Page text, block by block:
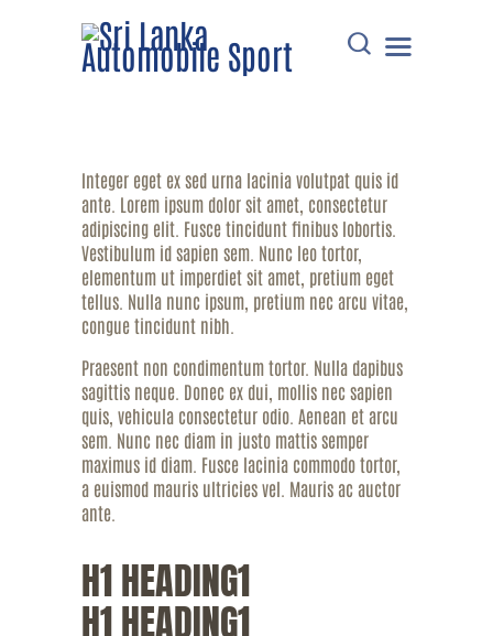
HOME
DOWNLOADS
POINTS TABLE
EVENTS
COMMUNICATIONS
MEMBERS
RESOURCES
CONTACT
Integer eget ex sed urna lacinia volutpat quis id
ante. Lorem ipsum dolor sit amet, consectetur
adipiscing elit. Fusce tincidunt finibus lobortis.
Vestibulum id sapien sem. Nunc leo tortor,
elementum ut imperdiet sit amet, pretium eget
tellus. Nulla nunc ipsum, pretium nec arcu vitae,
congue tincidunt nibh.
Praesent non condimentum tortor. Nulla dapibus
sagittis neque. Donec ex dui, mollis nec sapien
quis, vehicula consectetur odio. Aenean et arcu
sem. Nunc nec diam in justo mattis semper
maximus id diam. Fusce lacinia commodo tortor,
a euismod mauris ultricies vel. Mauris ac auctor
ante.
H1 HEADING1
H1 HEADING1